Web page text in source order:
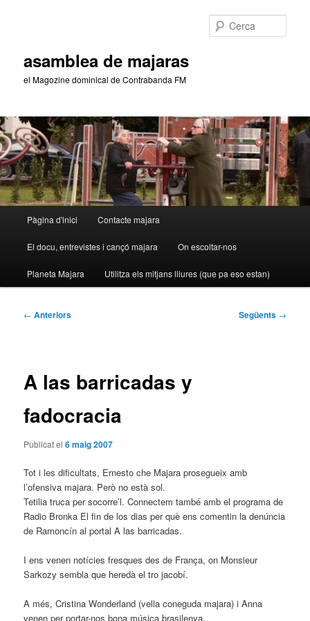
asamblea de majaras
el Magozine dominical de Contrabanda FM
principal
Pàgina d'inici Contacte majara
El docu, entrevistes i cançó majara On escoltar-nos
Planeta Majara Utilitza els mitjans lliures (que pa eso estan)
Navegació
← Anteriors Següents →
A las barricadas y
fadocracia
Publicat el6 maig 2007
Tot i les dificultats, Ernesto che Majara prosegueix amb
l’ofensiva majara. Però no està sol.
Tetilia truca per socorre’l. Connectem també amb el programa de
Radio Bronka El fin de los dias per què ens comentin la denúncia
de Ramoncín al portal A las barricadas.
I ens venen notícies fresques des de França, on Monsieur
Sarkozy sembla que heredà el tro jacobí.
A més, Cristina Wonderland (vella coneguda majara) i Anna
venen per portar-nos bona música brasilenya.